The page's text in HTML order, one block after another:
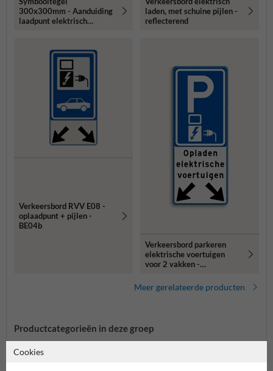
300x300mm - Aanduiding
laadpunt elektrisch
laden, met schuine pijlen -
reflecterend
Verkeersbord RVV E08 -
oplaadpunt + pijlen -
BE04b
Verkeersbord parkeren
elektrische voertuigen
voor 2 vakken -
Meer gerelateerde producten
Productcategorieën in deze groep
Cookies